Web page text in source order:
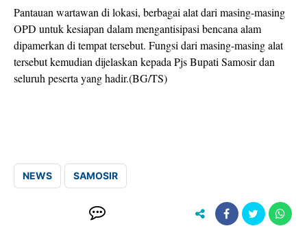
Pantauan wartawan di lokasi, berbagai alat dari masing-masing
OPD untuk kesiapan dalam mengantisipasi bencana alam
dipamerkan di tempat tersebut. Fungsi dari masing-masing alat
tersebut kemudian dijelaskan kepada Pjs Bupati Samosir dan
seluruh peserta yang hadir.(BG/TS)
NEWS SAMOSIR